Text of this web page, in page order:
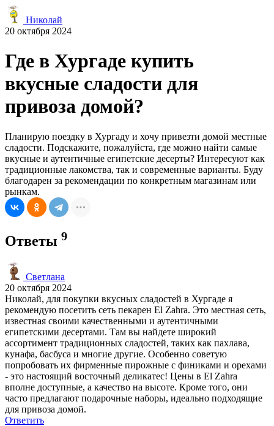
Николай
20 октября 2024
Где в Хургаде купить
вкусные сладости для
привоза домой?
Планирую поездку в Хургаду и хочу привезти домой местные
сладости. Подскажите, пожалуйста, где можно найти самые
вкусные и аутентичные египетские десерты? Интересуют как
традиционные лакомства, так и современные варианты. Буду
благодарен за рекомендации по конкретным магазинам или
рынкам.
Ответы 9
Светлана
20 октября 2024
Николай, для покупки вкусных сладостей в Хургаде я
рекомендую посетить сеть пекарен El Zahra. Это местная сеть,
известная своими качественными и аутентичными
египетскими десертами. Там вы найдете широкий
ассортимент традиционных сладостей, таких как пахлава,
кунафа, басбуса и многие другие. Особенно советую
попробовать их фирменные пирожные с финиками и орехами
- это настоящий восточный деликатес! Цены в El Zahra
вполне доступные, а качество на высоте. Кроме того, они
часто предлагают подарочные наборы, идеально подходящие
для привоза домой.
Ответить